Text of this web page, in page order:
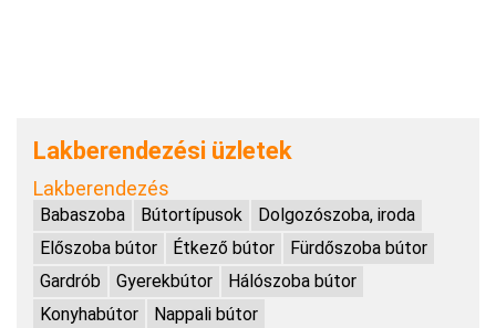
Lakberendezési üzletek
Lakberendezés
Babaszoba Bútortípusok
Dolgozószoba, iroda
Előszoba bútor
Étkező bútor
Fürdőszoba bútor
Gardrób
Gyerekbútor
Hálószoba bútor
Konyhabútor
Nappali bútor